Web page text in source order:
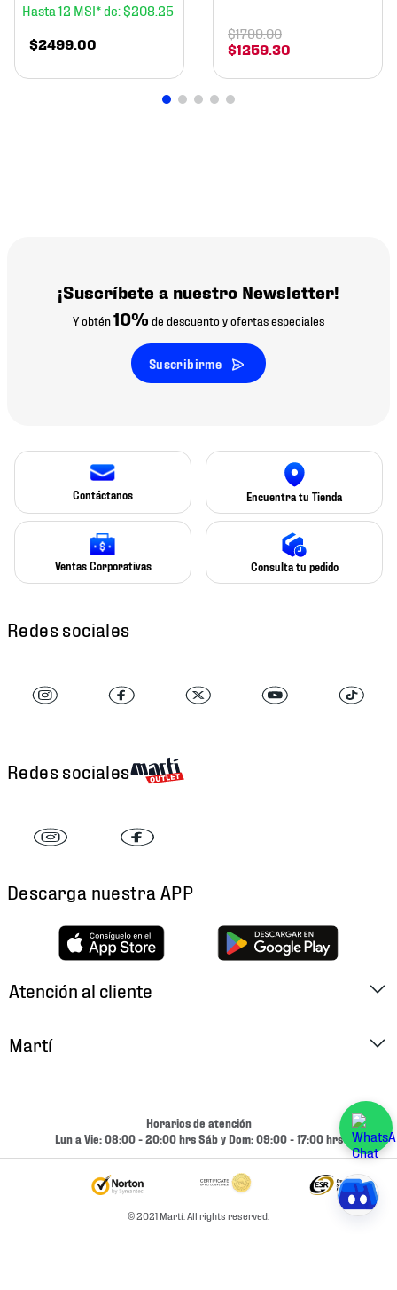
12 $208 25
$2499.00 $1259.30
$1799.00
¡Suscríbete a nuestro Newsletter!
Y obtén10% de descuento y ofertas especiales
Suscribirme
Contáctanos Encuentra tu Tienda
Ventas Corporativas Consulta tu pedido
Redes sociales
Redes sociales
Descarga nuestra APP
Atención al cliente
Cambios y Devoluciones
Condiciones de Entrega
Martí
Términos y Condiciones
Horarios de atención
Lun a Vie: 08:00 - 20:00 hrs Sáb y Dom: 09:00 - 17:00 hrs
© 2021 Martí. All rights reserved.